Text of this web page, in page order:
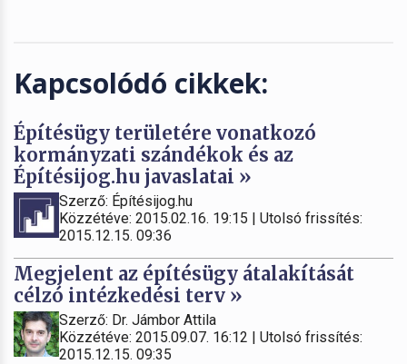
Kapcsolódó cikkek:
Építésügy területére vonatkozó
kormányzati szándékok és az
Építésijog.hu javaslatai »
Szerző: Építésijog.hu
Közzétéve: 2015.02.16. 19:15 | Utolsó frissítés:
2015.12.15. 09:36
Megjelent az építésügy átalakítását
célzó intézkedési terv »
Szerző: Dr. Jámbor Attila
Közzétéve: 2015.09.07. 16:12 | Utolsó frissítés:
2015.12.15. 09:35